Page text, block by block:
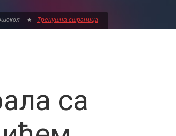
Тренутна страница
са